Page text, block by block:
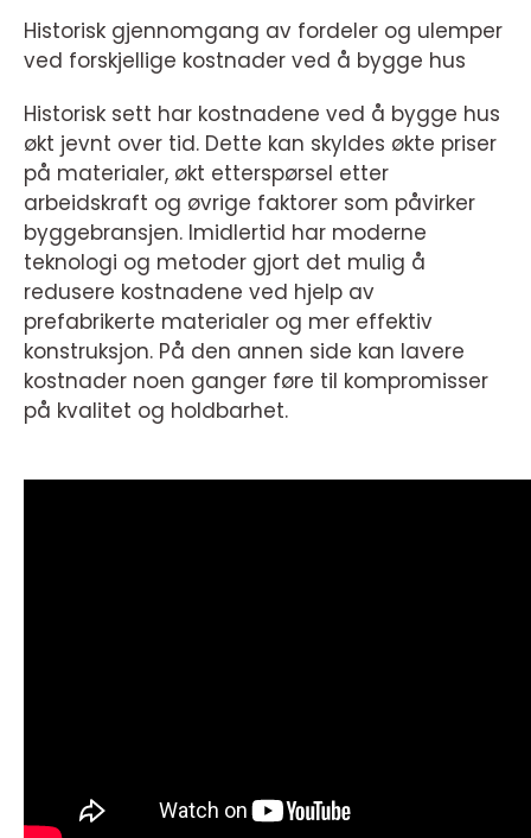
Historisk gjennomgang av fordeler og ulemper
ved forskjellige kostnader ved å bygge hus
Historisk sett har kostnadene ved å bygge hus
økt jevnt over tid. Dette kan skyldes økte priser
på materialer, økt etterspørsel etter
arbeidskraft og øvrige faktorer som påvirker
byggebransjen. Imidlertid har moderne
teknologi og metoder gjort det mulig å
redusere kostnadene ved hjelp av
prefabrikerte materialer og mer effektiv
konstruksjon. På den annen side kan lavere
kostnader noen ganger føre til kompromisser
på kvalitet og holdbarhet.